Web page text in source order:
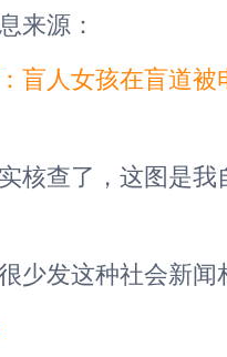
来源：
盲人女孩在盲道被
核查了，这图是
少发这种社会新